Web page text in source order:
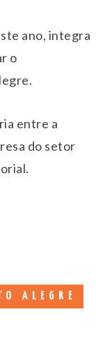
ano, integra
o
entre a
do setor
ALEGRE